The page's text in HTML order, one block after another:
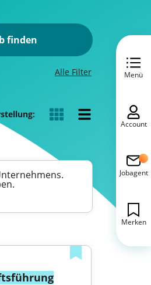
finden
Alle Filter Menü
Account
Jobagent
Merken